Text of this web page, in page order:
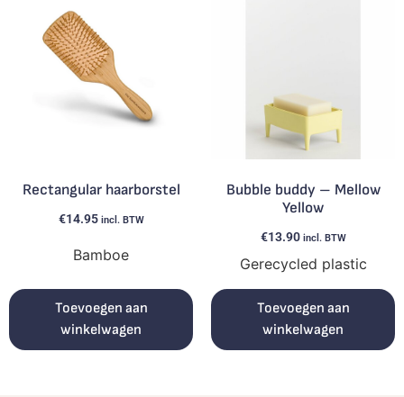
Rectangular haarborstel
€14.95 incl. BTW
Bamboe
Toevoegen aan
winkelwagen
Bubble buddy – Mellow
Yellow
€13.90 incl. BTW
Gerecycled plastic
Toevoegen aan
winkelwagen